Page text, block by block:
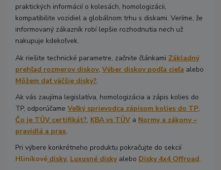
praktických informácií o kolesách, homologizácii,
kompatibilite vozidiel a globálnom trhu s diskami. Veríme, že
informovaný zákazník robí lepšie rozhodnutia nech už
nakupuje kdekoľvek.
Ak riešite technické parametre, začnite článkami Základný
prehľad rozmerov diskov,Výber diskov podľa cieľa alebo
Môžem dať väčšie disky?.
Ak vás zaujíma legislatíva, homologizácia a zápis kolies do
TP, odporúčameVeľký sprievodca zápisom kolies do TP,
Čo je TÜV certifikát?, KBA vs TÜV a Normy a zákony –
pravidlá a prax.
Pri výbere konkrétneho produktu pokračujte do sekcií
Hliníkové disky, Luxusné diskyalebo Disky 4x4 Offroad.